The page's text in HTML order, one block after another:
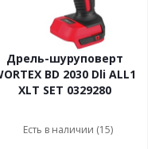
Дрель-шуруповерт
BD 2030 Dli ALL1
XLT SET 0329280
Есть в наличии (15)